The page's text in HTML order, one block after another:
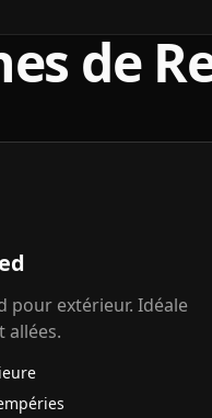
de
pour extérieur. Idéale
allées.